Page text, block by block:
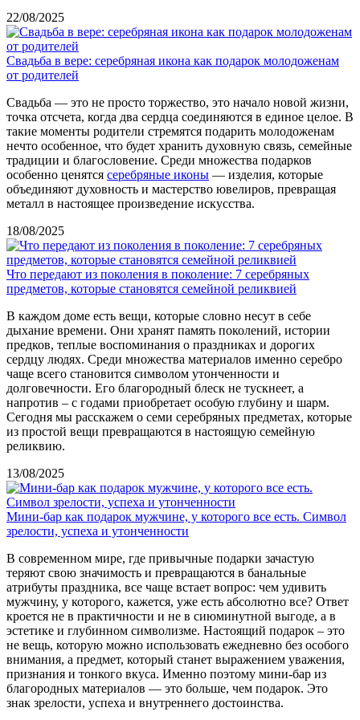
22/08/2025
Свадьба в вере: серебряная икона как подарок молодоженам
от родителей
Свадьба — это не просто торжество, это начало новой жизни,
точка отсчета, когда два сердца соединяются в единое целое. В
такие моменты родители стремятся подарить молодоженам
нечто особенное, что будет хранить духовную связь, семейные
традиции и благословение. Среди множества подарков
особенно ценятся серебряные иконы — изделия, которые
объединяют духовность и мастерство ювелиров, превращая
металл в настоящее произведение искусства.
18/08/2025
Что передают из поколения в поколение: 7 серебряных
предметов, которые становятся семейной реликвией
В каждом доме есть вещи, которые словно несут в себе
дыхание времени. Они хранят память поколений, истории
предков, теплые воспоминания о праздниках и дорогих
сердцу людях. Среди множества материалов именно серебро
чаще всего становится символом утонченности и
долговечности. Его благородный блеск не тускнеет, а
напротив – с годами приобретает особую глубину и шарм.
Сегодня мы расскажем о семи серебряных предметах, которые
из простой вещи превращаются в настоящую семейную
реликвию.
13/08/2025
Мини-бар как подарок мужчине, у которого все есть. Символ
зрелости, успеха и утонченности
В современном мире, где привычные подарки зачастую
теряют свою значимость и превращаются в банальные
атрибуты праздника, все чаще встает вопрос: чем удивить
мужчину, у которого, кажется, уже есть абсолютно все? Ответ
кроется не в практичности и не в сиюминутной выгоде, а в
эстетике и глубинном символизме. Настоящий подарок – это
не вещь, которую можно использовать ежедневно без особого
внимания, а предмет, который станет выражением уважения,
признания и тонкого вкуса. Именно поэтому мини-бар из
благородных материалов — это больше, чем подарок. Это
знак зрелости, успеха и внутреннего достоинства.